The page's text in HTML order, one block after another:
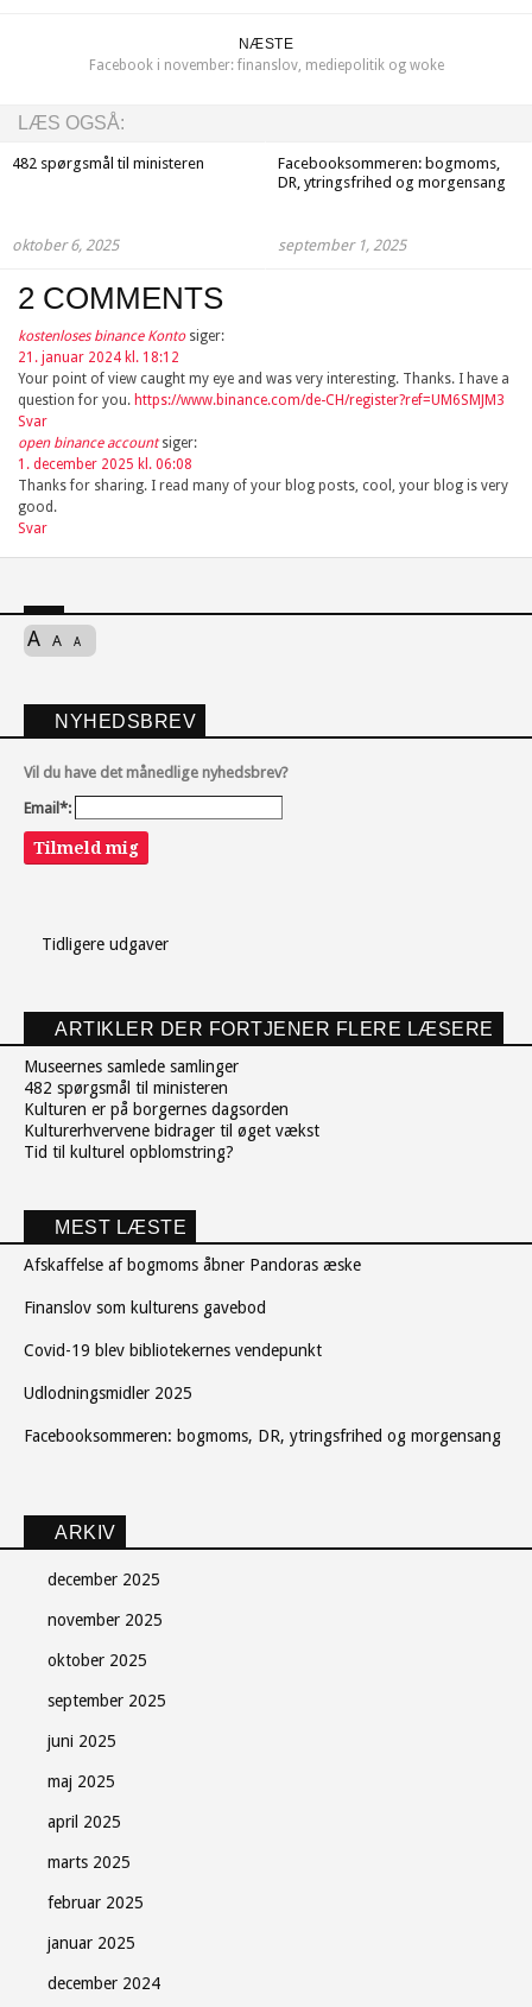
NÆSTE
Facebook i november: finanslov, mediepolitik og woke
LÆS OGSÅ:
482 spørgsmål til ministeren
oktober 6, 2025
Facebooksommeren: bogmoms,
DR, ytringsfrihed og morgensang
september 1, 2025
2 COMMENTS
kostenloses binance Konto siger:
21. januar 2024 kl. 18:12
Your point of view caught my eye and was very interesting. Thanks. I have a
question for you. https://www.binance.com/de-CH/register?ref=UM6SMJM3
Svar
open binance account siger:
1. december 2025 kl. 06:08
Thanks for sharing. I read many of your blog posts, cool, your blog is very
good.
Svar
A A A
NYHEDSBREV
Vil du have det månedlige nyhedsbrev?
Email*:
Tilmeld mig
Tidligere udgaver
ARTIKLER DER FORTJENER FLERE LÆSERE
Museernes samlede samlinger
482 spørgsmål til ministeren
Kulturen er på borgernes dagsorden
Kulturerhvervene bidrager til øget vækst
Tid til kulturel opblomstring?
MEST LÆSTE
Afskaffelse af bogmoms åbner Pandoras æske
Finanslov som kulturens gavebod
Covid-19 blev bibliotekernes vendepunkt
Udlodningsmidler 2025
Facebooksommeren: bogmoms, DR, ytringsfrihed og morgensang
ARKIV
december 2025
november 2025
oktober 2025
september 2025
juni 2025
maj 2025
april 2025
marts 2025
februar 2025
januar 2025
december 2024